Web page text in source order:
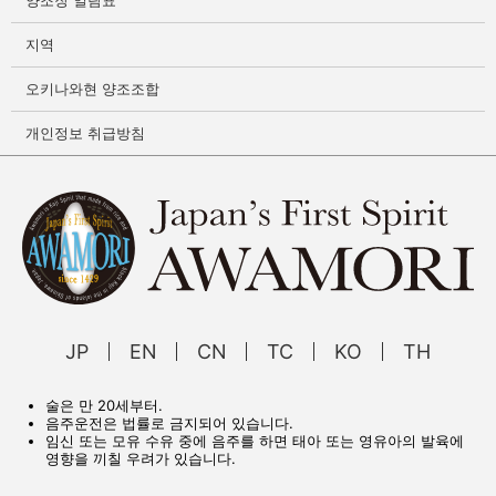
지역
오키나와현 양조조합
개인정보 취급방침
JP EN CN TC KO TH
술은 만 20세부터.
음주운전은 법률로 금지되어 있습니다.
임신 또는 모유 수유 중에 음주를 하면 태아 또는 영유아의 발육에
영향을 끼칠 우려가 있습니다.